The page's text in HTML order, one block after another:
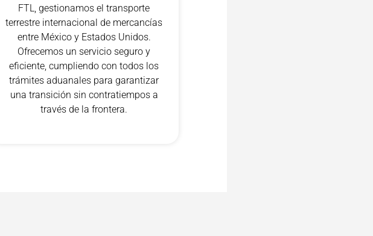
FTL, gestionamos el transporte
terrestre internacional de mercancías
entre México y Estados Unidos.
Ofrecemos un servicio seguro y
eficiente, cumpliendo con todos los
trámites aduanales para garantizar
una transición sin contratiempos a
través de la frontera.